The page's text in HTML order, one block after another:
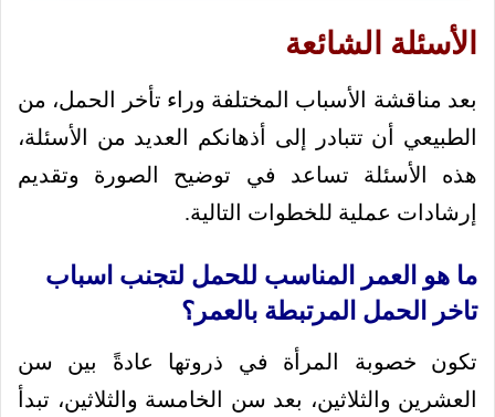
الأسئلة الشائعة
بعد مناقشة الأسباب المختلفة وراء تأخر الحمل، من
الطبيعي أن تتبادر إلى أذهانكم العديد من الأسئلة،
هذه الأسئلة تساعد في توضيح الصورة وتقديم
إرشادات عملية للخطوات التالية.
ما هو العمر المناسب للحمل لتجنب اسباب
تاخر الحمل المرتبطة بالعمر؟
تكون خصوبة المرأة في ذروتها عادةً بين سن
العشرين والثلاثين، بعد سن الخامسة والثلاثين، تبدأ